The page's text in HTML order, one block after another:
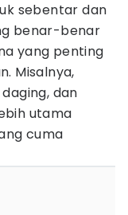
sebentar dan
benar-benar
yang penting
Misalnya,
dan
utama
cuma